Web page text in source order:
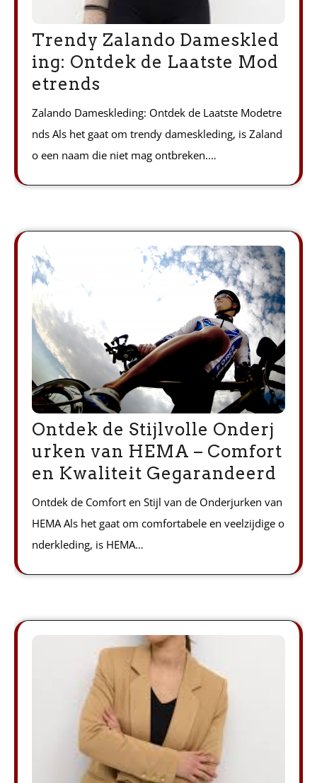
Trendy Zalando Dameskled
ing: Ontdek de Laatste Mod
etrends
Zalando Dameskleding: Ontdek de Laatste Modetre
nds Als het gaat om trendy dameskleding, is Zaland
o een naam die niet mag ontbreken.…
Ontdek de Stijlvolle Onderj
urken van HEMA – Comfort
en Kwaliteit Gegarandeerd
Ontdek de Comfort en Stijl van de Onderjurken van
HEMA Als het gaat om comfortabele en veelzijdige o
nderkleding, is HEMA…